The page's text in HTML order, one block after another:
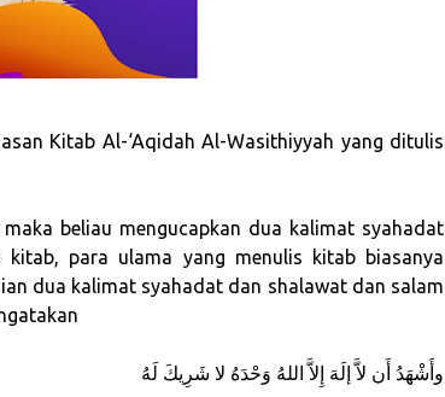
Kitab Al-‘Aqidah Al-Wasithiyyah yang ditulis
beliau mengucapkan dua kalimat syahadat
para ulama yang menulis kitab biasanya
dua kalimat syahadat dan shalawat dan salam
وأَشْهَدُ أَن لاَّ إلَهَ إِلاَّ اللهُ وَحْدَهُ لا شَرِيكَ لَهُ